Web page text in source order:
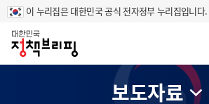
이 누리집은 대한민국 공식 전자정부 누리집입니다.
홈
보도자료